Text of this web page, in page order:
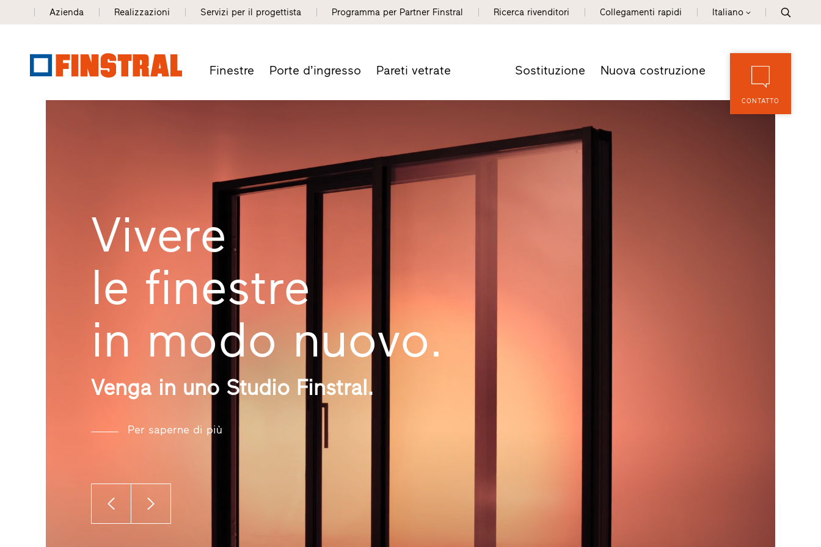
Azienda Realizzazioni Servizi per il progettista Programma per Partner Finstral Ricerca rivenditori Collegamenti rapidi Italiano
Finestre Porte d’ingresso Pareti vetrate Sostituzione Nuova costruzione
CONTATTO
Vivere
le finestre
in modo nuovo.
Venga in uno Studio Finstral.
Per saperne di più